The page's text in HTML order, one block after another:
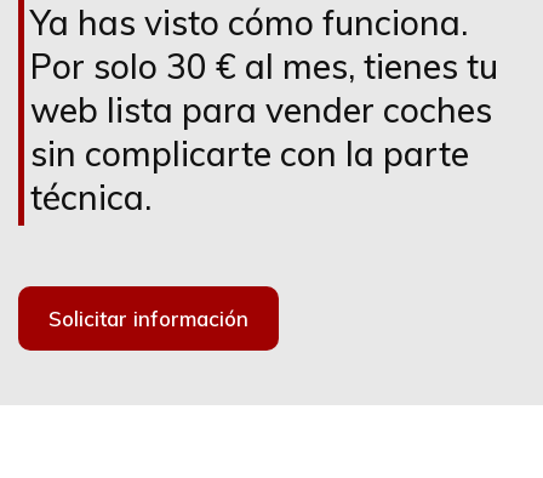
Ya has visto cómo funciona.
Por solo 30 € al mes, tienes tu
web lista para vender coches
sin complicarte con la parte
técnica.
Solicitar información